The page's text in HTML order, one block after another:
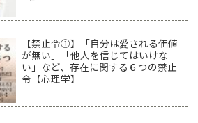
【禁止令①】「自分は愛される価値
が無い」「他人を信じてはいけな
い」など、存在に関する６つの禁止
令【心理学】